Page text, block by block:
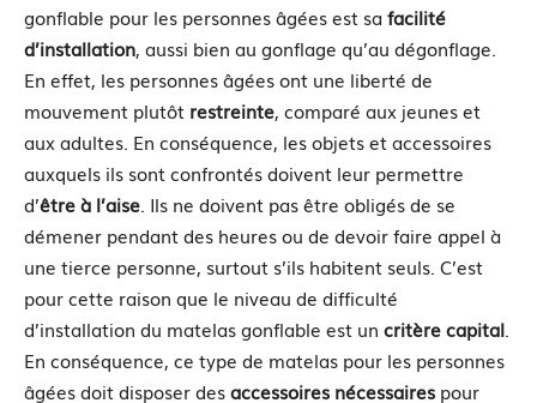
gonflable pour les personnes âgées est sa facilité
d’installation, aussi bien au gonflage qu’au dégonflage.
En effet, les personnes âgées ont une liberté de
mouvement plutôt restreinte, comparé aux jeunes et
aux adultes. En conséquence, les objets et accessoires
auxquels ils sont confrontés doivent leur permettre
d’être à l’aise. Ils ne doivent pas être obligés de se
démener pendant des heures ou de devoir faire appel à
une tierce personne, surtout s’ils habitent seuls. C’est
pour cette raison que le niveau de difficulté
d’installation du matelas gonflable est un critère capital.
En conséquence, ce type de matelas pour les personnes
âgées doit disposer desaccessoires nécessaires pour